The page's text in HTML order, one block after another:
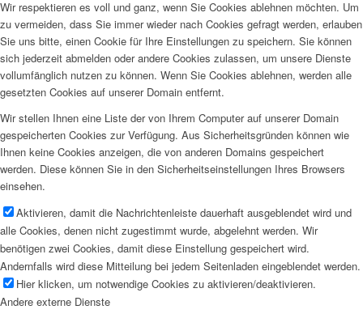
Wir respektieren es voll und ganz, wenn Sie Cookies ablehnen möchten. Um
zu vermeiden, dass Sie immer wieder nach Cookies gefragt werden, erlauben
Sie uns bitte, einen Cookie für Ihre Einstellungen zu speichern. Sie können
sich jederzeit abmelden oder andere Cookies zulassen, um unsere Dienste
vollumfänglich nutzen zu können. Wenn Sie Cookies ablehnen, werden alle
gesetzten Cookies auf unserer Domain entfernt.
Wir stellen Ihnen eine Liste der von Ihrem Computer auf unserer Domain
gespeicherten Cookies zur Verfügung. Aus Sicherheitsgründen können wie
Ihnen keine Cookies anzeigen, die von anderen Domains gespeichert
werden. Diese können Sie in den Sicherheitseinstellungen Ihres Browsers
einsehen.
Aktivieren, damit die Nachrichtenleiste dauerhaft ausgeblendet wird und
alle Cookies, denen nicht zugestimmt wurde, abgelehnt werden. Wir
benötigen zwei Cookies, damit diese Einstellung gespeichert wird.
Andernfalls wird diese Mitteilung bei jedem Seitenladen eingeblendet werden.
Hier klicken, um notwendige Cookies zu aktivieren/deaktivieren.
Andere externe Dienste